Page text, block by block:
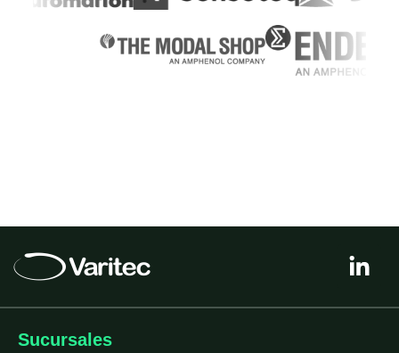
i
k
Sucursales